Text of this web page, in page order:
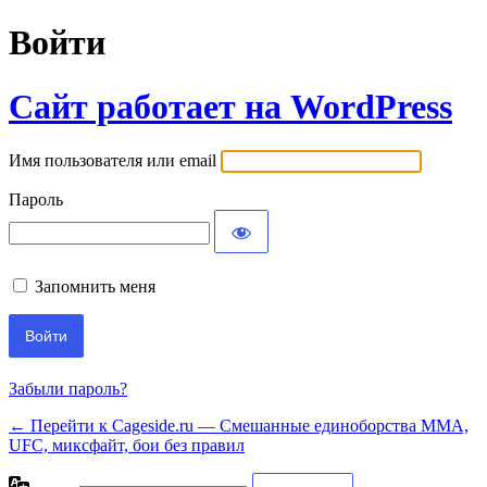
Войти
Сайт работает на WordPress
Имя пользователя или email
Пароль
Запомнить меня
Забыли пароль?
← Перейти к Cageside.ru — Смешанные единоборства MMA,
UFC, миксфайт, бои без правил